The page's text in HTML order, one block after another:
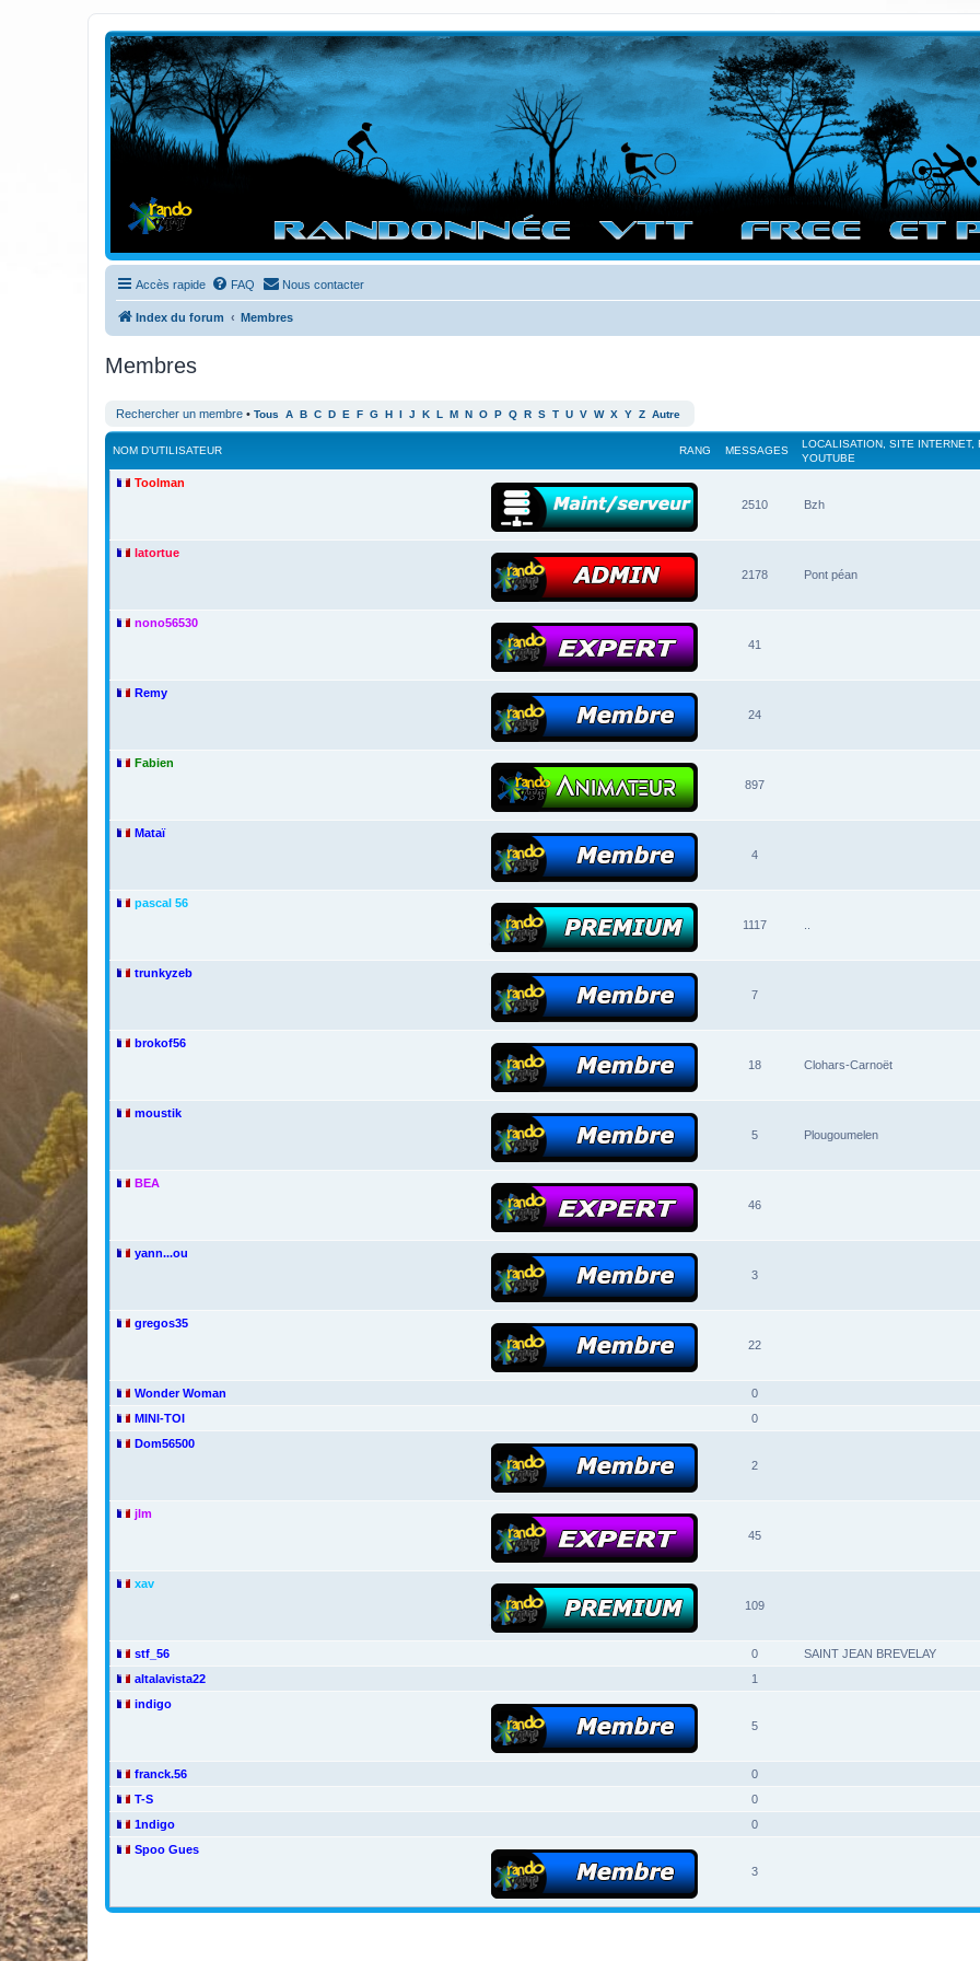
Randovttfree.fr
Bienvenue sur le site des randos vtt et pédestre de Bretagne . Bonne navigation sur le site et bonnes randos dans l'Ouest !
Accès rapide FAQ Nous contacter
Index du forum Membres
Membres
Rechercher un membre • Tous A B C D E F G H J K L M N O P Q R S T U V W X Y Z Autre
RANG
NOM D’UTILISATEUR MESSAGES
LOCALISATION, SITE
YOUTUBE
Toolman
2510
Bzh
latortue
2178
Pont péan
nono56530
41
Remy
24
Fabien
897
Mataï
4
pascal 56
1117
..
trunkyzeb
7
brokof56
18
Clohars-Carnoët
moustik
5
Plougoumelen
BEA
46
yann...ou
3
gregos35
22
Wonder Woman 0
MINI-TOI
0
Dom56500
2
jlm
45
xav
109
stf_56 0 SAINT JEAN BREVELAY
altalavista22
1
indigo
5
franck.56 0
T-S
0
1ndigo
0
Spoo Gues
3